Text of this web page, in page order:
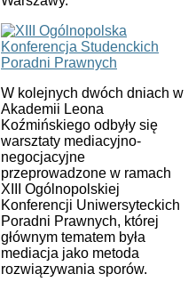
W kolejnych dwóch dniach w
Akademii Leona
Koźmińskiego odbyły się
warsztaty mediacyjno-
negocjacyjne
przeprowadzone w ramach
XIII Ogólnopolskiej
Konferencji Uniwersyteckich
Poradni Prawnych, której
głównym tematem była
mediacja jako metoda
rozwiązywania sporów.